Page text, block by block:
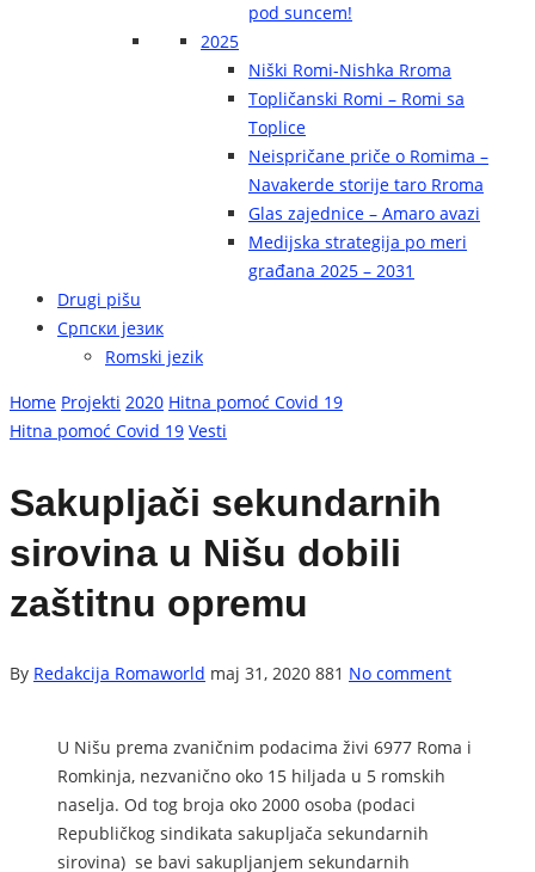
pod suncem!
2025
Niški Romi-Nishka Rroma
Topličanski Romi – Romi sa
Toplice
Neispričane priče o Romima –
Navakerde storije taro Rroma
Glas zajednice – Amaro avazi
Medijska strategija po meri
građana 2025 – 2031
Drugi pišu
Српски језик
Romski jezik
Home Projekti 2020 Hitna pomoć Covid 19
Hitna pomoć Covid 19 Vesti
Sakupljači sekundarnih
sirovina u Nišu dobili
zaštitnu opremu
By Redakcija Romaworld maj 31, 2020 881 No comment
U Nišu prema zvaničnim podacima živi 6977 Roma i
Romkinja, nezvanično oko 15 hiljada u 5 romskih
naselja. Od tog broja oko 2000 osoba (podaci
Republičkog sindikata sakupljača sekundarnih
sirovina) se bavi sakupljanjem sekundarnih